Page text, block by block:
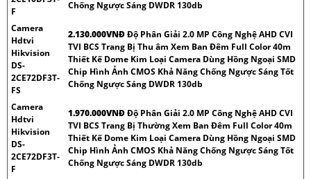
F
Chống Ngược Sáng DWDR 130db
Camera
Hdtvi
Hikvision
DS-
2CE72DF3T-
FS
2.130.000VNÐĐộ Phân Giải 2.0 MP Công Nghệ AHD CVI
TVI BCS Trang Bị Thu âm Xem Ban Đêm Full Color 40m
Thiết Kế Dome Kim Loại Camera Dùng Hồng Ngoại SMD
Chip Hình Ảnh CMOS Khả Năng Chống Ngược Sáng Tốt
Chống Ngược Sáng DWDR 130db
Camera
Hdtvi
Hikvision
DS-
2CE72DF3T-
F
1.970.000VNÐĐộ Phân Giải 2.0 MP Công Nghệ AHD CVI
TVI BCS Trang Bị Thường Xem Ban Đêm Full Color 40m
Thiết Kế Dome Kim Loại Camera Dùng Hồng Ngoại SMD
Chip Hình Ảnh CMOS Khả Năng Chống Ngược Sáng Tốt
Chống Ngược Sáng DWDR 130db